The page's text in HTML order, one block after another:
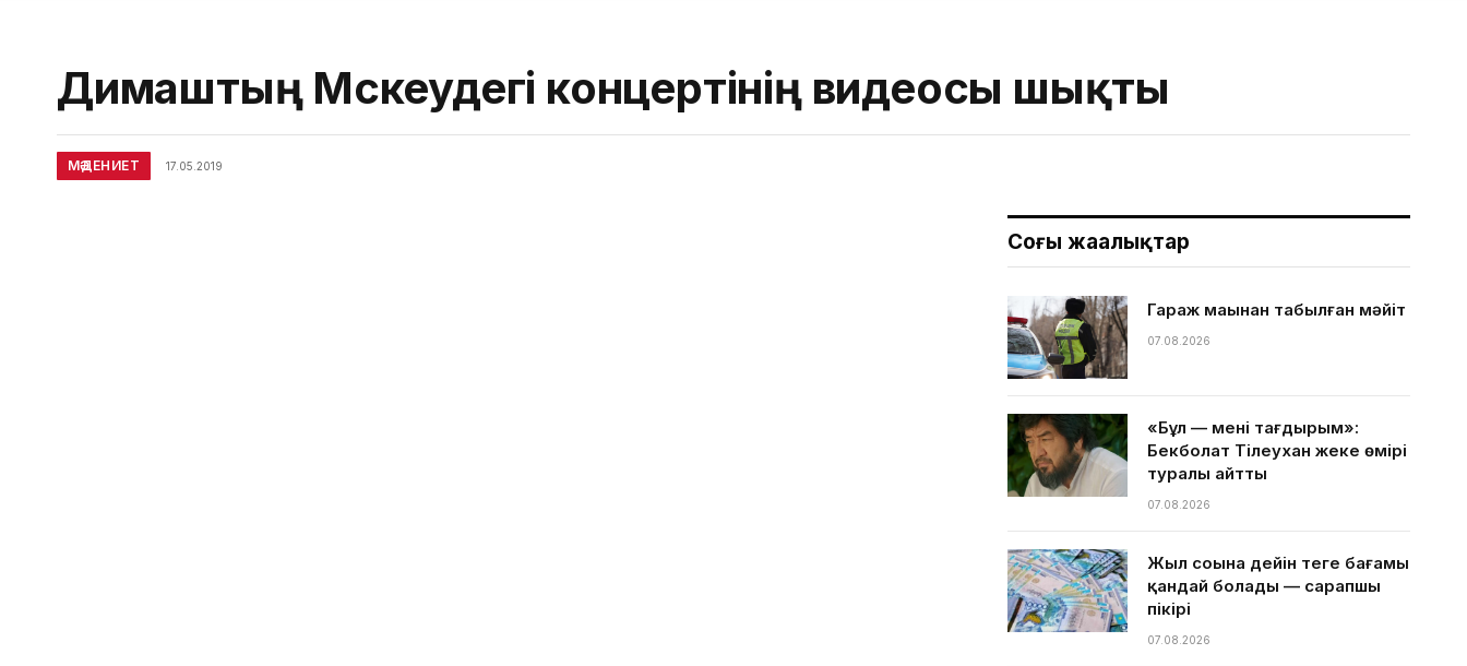
Димаштың Мәскеудегі концертінің видеосы шықты
МӘДЕНИЕТ 17.05.2019
Соңғы жаңалықтар
Гараж маңынан табылған мәйіт
07.08.2026
«Бұл — менің тағдырым»:
Бекболат Тілеухан жеке өмірі
туралы айтты
07.08.2026
Жыл соңына дейін теңге бағамы
қандай болады — сарапшы
пікірі
07.08.2026